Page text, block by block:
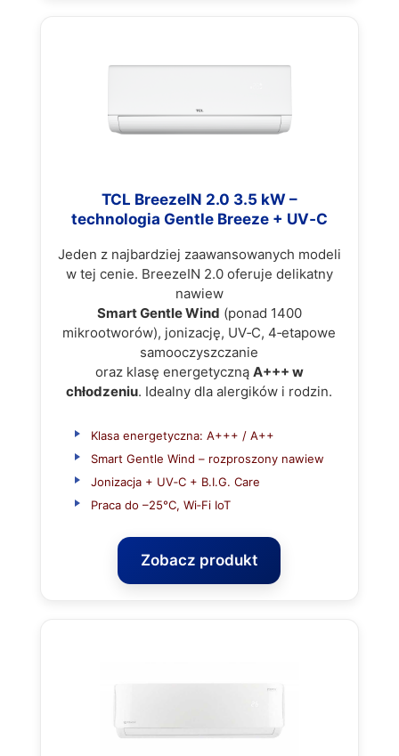
TCL BreezeIN 2.0 3.5 kW –
technologia Gentle Breeze + UV‑C
Jeden z najbardziej zaawansowanych modeli
w tej cenie. BreezeIN 2.0 oferuje delikatny
nawiew
Smart Gentle Wind (ponad 1400
mikrootworów), jonizację, UV‑C, 4‑etapowe
samooczyszczanie
oraz klasę energetyczną A+++ w
chłodzeniu. Idealny dla alergików i rodzin.
Klasa energetyczna: A+++ / A++
Smart Gentle Wind – rozproszony nawiew
Jonizacja + UV‑C + B.I.G. Care
Praca do –25°C, Wi‑Fi IoT
Zobacz produkt